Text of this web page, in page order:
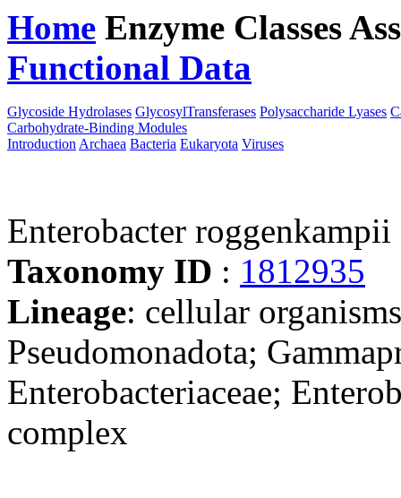
Home Enzyme Classes
Functional Data
Glycoside Hydrolases GlycosylTransferases Polysaccharide Lyases
Carbohydrate-Binding Modules
Introduction Archaea Bacteria Eukaryota Viruses
Enterobacter
Taxonomy ID : 1812935
Lineage: cellular
Pseudomonadota;
Enterobacteriaceae;
complex